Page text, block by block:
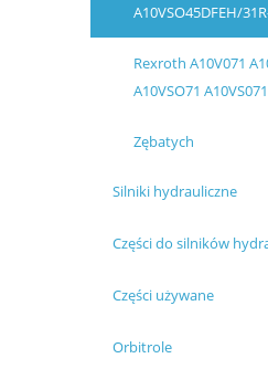
A10VSO45DFEH/
Rexroth A10V071
A10VSO71 A10VS071
Zębatych
Silniki hydrauliczne
Części do silników
Części używane
Orbitrole